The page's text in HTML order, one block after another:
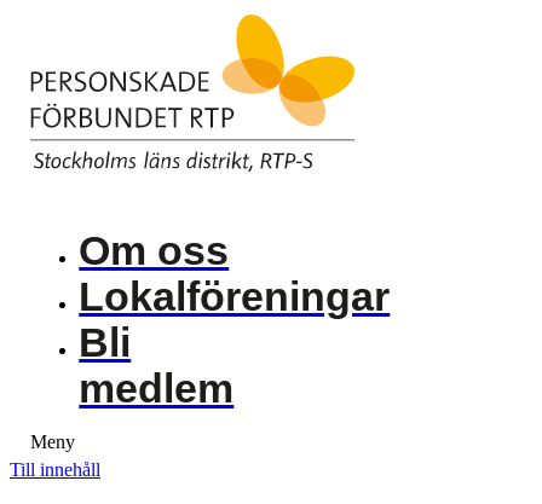
Om oss
Lokalföreningar
Bli
medlem
Meny
Till innehåll